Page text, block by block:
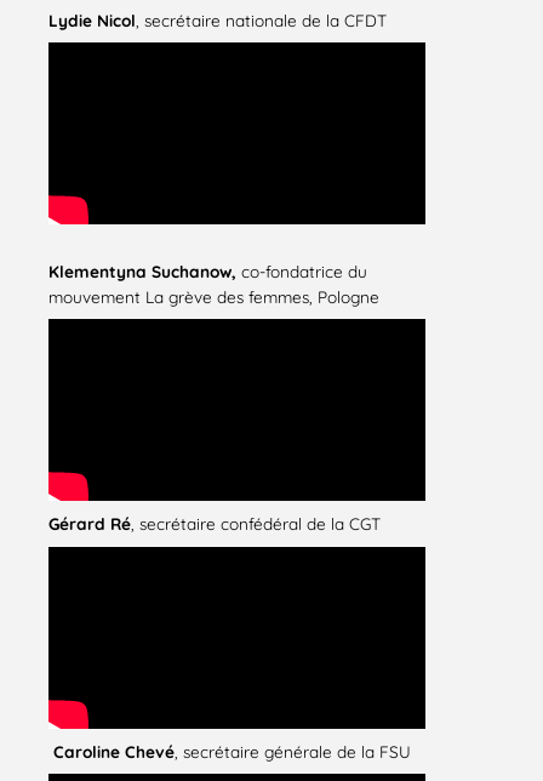
Lydie Nicol , secrétaire nationale de la CFDT
Klementyna Suchanow, co-fondatrice du
mouvement La grève des femmes, Pologne
Gérard Ré, secrétaire confédéral de la CGT
Caroline Chevé , secrétaire générale de la FSU